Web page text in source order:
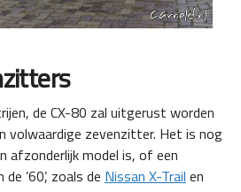
de CX-80 zal uitgerust worden
volwaardige zevenzitter. Het is nog
afzonderlijk model is, of een
’60’, zoals de Nissan X-Trail en